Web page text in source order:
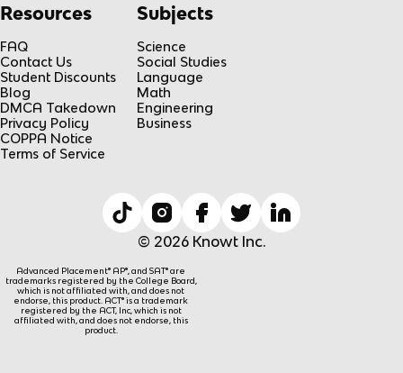
Resources
FAQ
Contact Us
Student Discounts
Blog
DMCA Takedown
Privacy Policy
COPPA Notice
Terms of Service
Subjects
Science
Social Studies
Language
Math
Engineering
Business
© 2026 Knowt Inc.
Advanced Placement® AP®, and SAT® are
trademarks registered by the College Board,
which is not affiliated with, and does not
endorse, this product. ACT® is a trademark
registered by the ACT, Inc, which is not
affiliated with, and does not endorse, this
product.